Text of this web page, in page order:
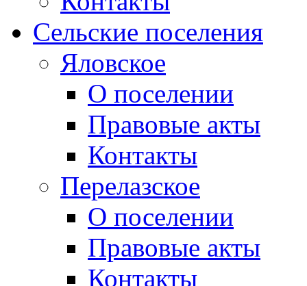
Сельские поселения
Яловское
О поселении
Правовые акты
Контакты
Перелазское
О поселении
Правовые акты
Контакты